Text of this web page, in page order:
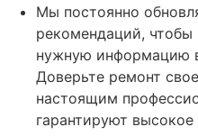
Мы постоянно
рекомендаций, чтобы
нужную информацию
Доверьте ремонт
настоящим
гарантируют